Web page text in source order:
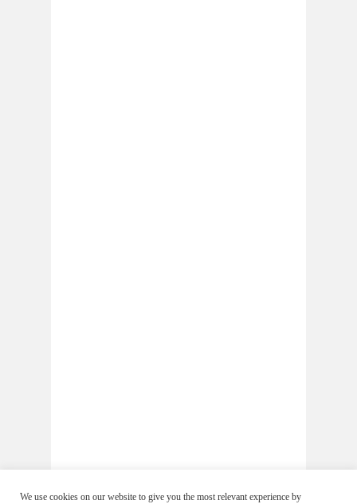
We use cookies on our website to give you the most relevant experience by